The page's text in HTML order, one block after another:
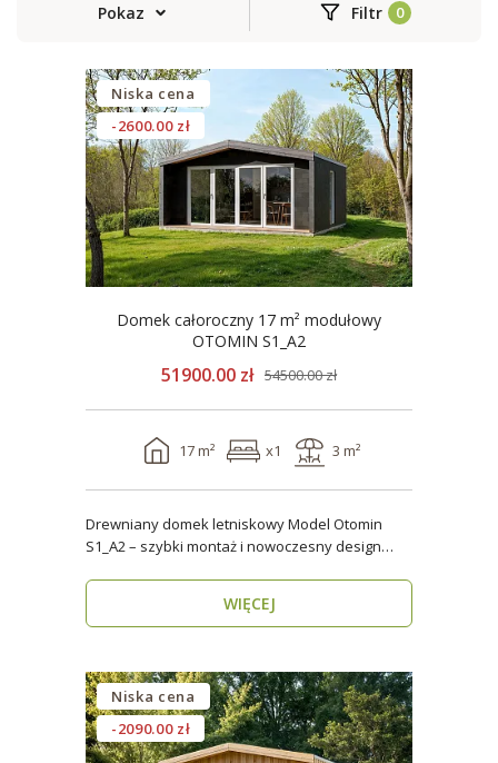
Pokaz Filtr
Niska cena
-2600.00 zł
Domek całoroczny 17 m² modułowy
OTOMIN S1_A2
51900.00 zł 54500.00 zł
17 m² x1 3 m²
Drewniany domek letniskowy Model Otomin
S1_A2 – szybki montaż i nowoczesny design
WIĘCEJ
Niska cena
-2090.00 zł